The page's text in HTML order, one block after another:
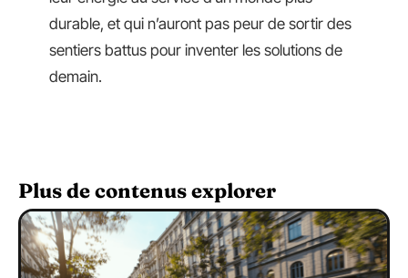
durable, et qui n’auront pas peur de sortir des
sentiers battus pour inventer les solutions de
demain.
Plus de contenus explorer